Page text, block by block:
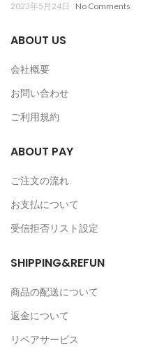
2023年5月24日 No Comments
ABOUT US
会社概要
お問い合わせ
ご利用規約
ABOUT PAY
ご注文の流れ
お支払について
受信拒否リスト設定
SHIPPING&REFUN
商品の配送について
返金について
リペアサービス